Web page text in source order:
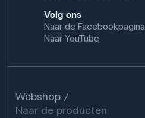
Volg ons
Naar de Facebookpagina
Naar YouTube
Webshop
Naar de producten